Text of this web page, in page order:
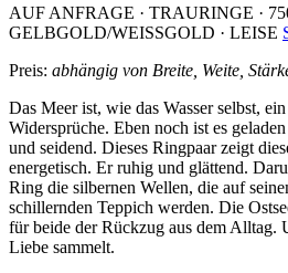
AUF ANFRAGE · TRAURINGE ·
GELBGOLD/WEISSGOLD · LEISE
Preis: abhängig von Breite, Weite,
Das Meer ist, wie das Wasser selbst,
Widersprüche. Eben noch ist es
und seidend. Dieses Ringpaar zeigt
energetisch. Er ruhig und glättend.
Ring die silbernen Wellen, die auf
schillernden Teppich werden. Die
für beide der Rückzug aus dem Alltag.
Liebe sammelt.